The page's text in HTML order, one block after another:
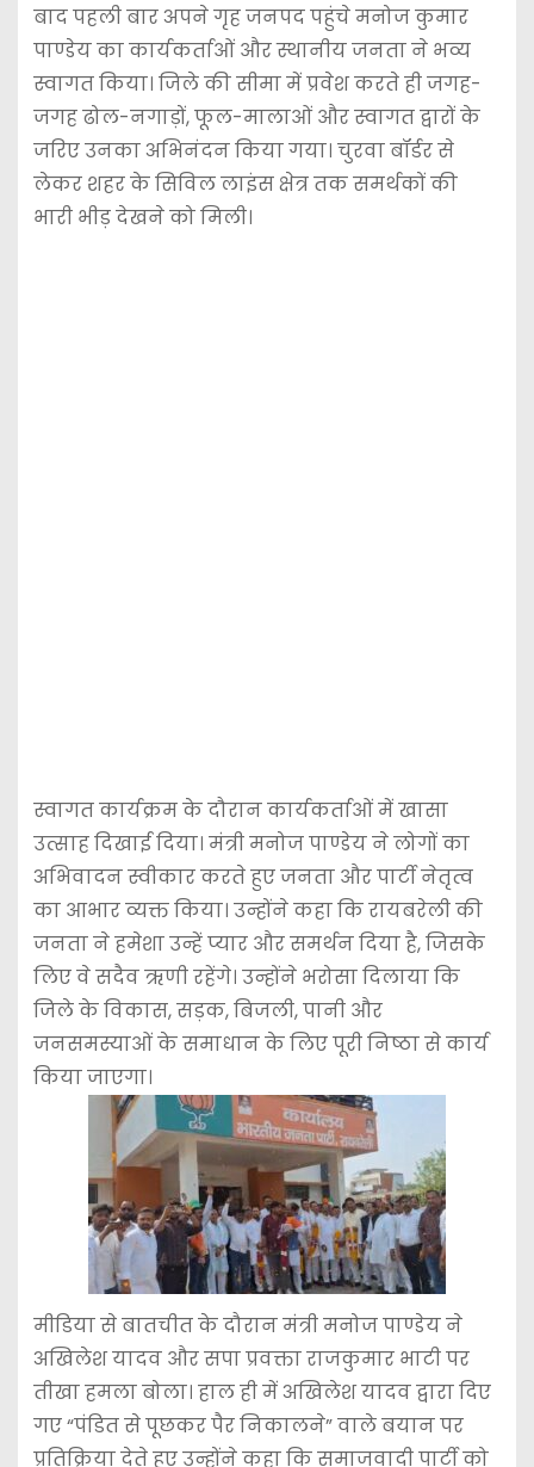
बाद पहली बार अपने गृह जनपद पहुंचे मनोज कुमार
पाण्डेय का कार्यकर्ताओं और स्थानीय जनता ने भव्य
स्वागत किया। जिले की सीमा में प्रवेश करते ही जगह-
जगह ढोल-नगाड़ों, फूल-मालाओं और स्वागत द्वारों के
जरिए उनका अभिनंदन किया गया। चुरवा बॉर्डर से
लेकर शहर के सिविल लाइंस क्षेत्र तक समर्थकों की
भारी भीड़ देखने को मिली।
स्वागत कार्यक्रम के दौरान कार्यकर्ताओं में खासा
उत्साह दिखाई दिया। मंत्री मनोज पाण्डेय ने लोगों का
अभिवादन स्वीकार करते हुए जनता और पार्टी नेतृत्व
का आभार व्यक्त किया। उन्होंने कहा कि रायबरेली की
जनता ने हमेशा उन्हें प्यार और समर्थन दिया है, जिसके
लिए वे सदैव ऋणी रहेंगे। उन्होंने भरोसा दिलाया कि
जिले के विकास, सड़क, बिजली, पानी और
जनसमस्याओं के समाधान के लिए पूरी निष्ठा से कार्य
किया जाएगा।
मीडिया से बातचीत के दौरान मंत्री मनोज पाण्डेय ने
अखिलेश यादव और सपा प्रवक्ता राजकुमार भाटी पर
तीखा हमला बोला। हाल ही में अखिलेश यादव द्वारा दिए
गए “पंडित से पूछकर पैर निकालने” वाले बयान पर
प्रतिक्रिया देते हुए उन्होंने कहा कि समाजवादी पार्टी को